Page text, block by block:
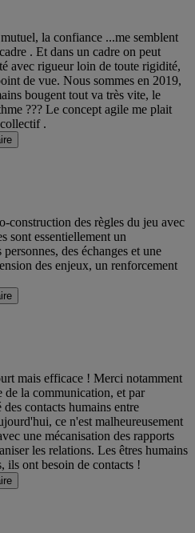
la confiance ...me semblent
. Et dans un cadre on peut
avec rigueur loin de toute rigidité,
de vue. Nous sommes en 2019,
bougent tout va très vite, le
??? Le concept agile me plait
.
construction des règles du jeu avec
sont essentiellement un
des échanges et une
des enjeux, un renforcement
mais efficace ! Merci notamment
de la communication, et par
contacts humains entre
ce n'est malheureusement
une mécanisation des rapports
les relations. Les êtres humains
ils ont besoin de contacts !